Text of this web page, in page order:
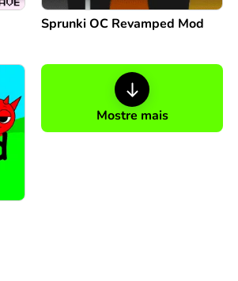
Sprunki OC Revamped Mod
Mostre mais